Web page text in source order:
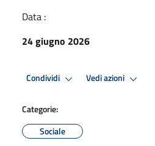
Data :
24 giugno 2026
Condividi Vedi azioni
Categorie:
Sociale